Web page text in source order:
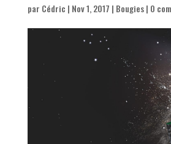
par Cédric | Nov 1, 2017 | Bougies| 0